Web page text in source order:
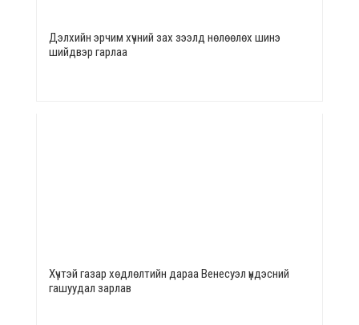
Дэлхийн эрчим хүчний зах зээлд нөлөөлөх шинэ
шийдвэр гарлаа
Хүчтэй газар хөдлөлтийн дараа Венесуэл үндэсний
гашуудал зарлав